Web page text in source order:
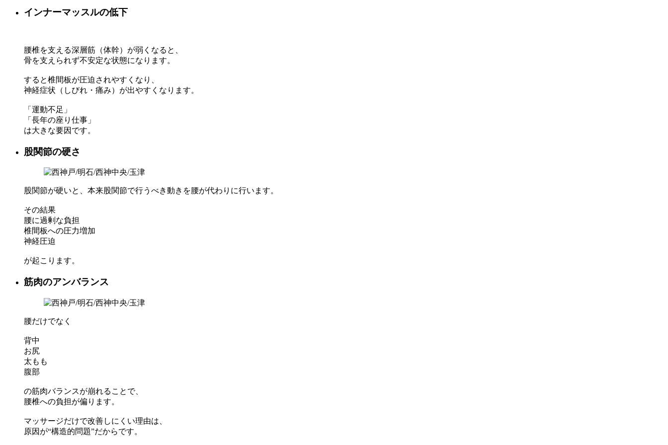
インナーマッスルの低下
腰椎を支える深層筋（体幹）が弱くなると、
骨を支えられず不安定な状態になります。
すると椎間板が圧迫されやすくなり、
神経症状（しびれ・痛み）が出やすくなります。
「運動不足」
「長年の座り仕事」
は大きな要因です。
股関節の硬さ
股関節が硬いと、本来股関節で行うべき動きを腰が代わりに行います。
その結果
腰に過剰な負担
椎間板への圧力増加
神経圧迫
が起こります。
筋肉のアンバランス
腰だけでなく
背中
お尻
太もも
腹部
の筋肉バランスが崩れることで、
腰椎への負担が偏ります。
マッサージだけで改善しにくい理由は、
原因が“構造的問題”だからです。